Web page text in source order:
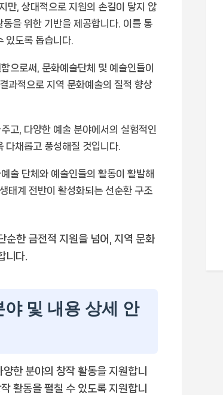
만, 상대적으로 지원의 손길이 닿지 않
을 위한 기반을 제공합니다. 이를 통
있도록 돕습니다.
으로써, 문화예술단체 및 예술인들이
과적으로 지역 문화예술의 질적 향상
고, 다양한 예술 분야에서의 실험적인
다채롭고 풍성해질 것입니다.
술 단체와 예술인들의 활동이 활발해
태계 전반이 활성화되는 선순환 구조
순한 금전적 지원을 넘어, 지역 문화
니다.
및 내용 상세 안
한 분야의 창작 활동을 지원합니
활동을 펼칠 수 있도록 지원합니